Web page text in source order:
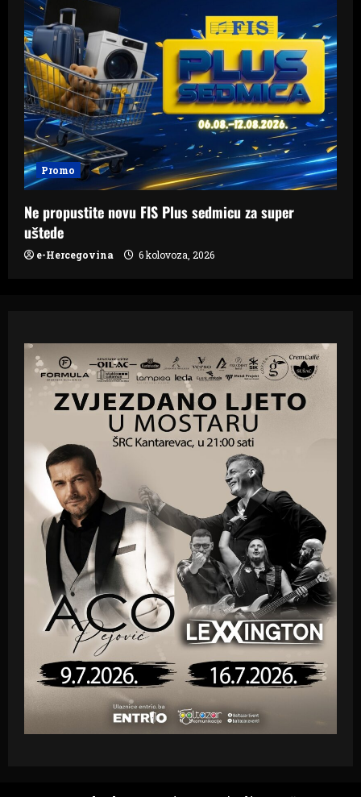
Promo
Ne propustite novu FIS Plus sedmicu za super
uštede
e-Hercegovina 6 kolovoza, 2026